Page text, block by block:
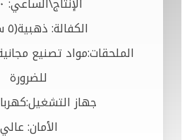
الكفالة: ذهبية(٥ سنوات)
الملحقات:مواد تصنيع
للضرورة
جهاز
الأمان: عالي